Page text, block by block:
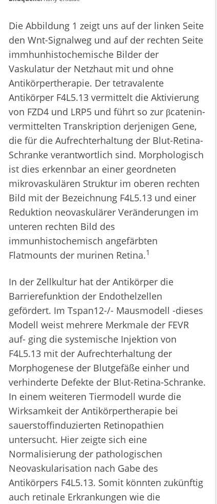
Die Abbildung 1 zeigt uns auf der linken Seite
den Wnt-Signalweg und auf der rechten Seite
immhunhistochemische Bilder der
Vaskulatur der Netzhaut mit und ohne
Antikörpertherapie. Der tetravalente
Antikörper F4L5.13 vermittelt die Aktivierung
von FZD4 und LRP5 und führt so zur βcatenin-
vermittelten Transkription derjenigen Gene,
die für die Aufrechterhaltung der Blut-Retina-
Schranke verantwortlich sind. Morphologisch
ist dies erkennbar an einer geordneten
mikrovaskulären Struktur im oberen rechten
Bild mit der Bezeichnung F4L5.13 und einer
Reduktion neovaskulärer Veränderungen im
unteren rechten Bild des
immunhistochemisch angefärbten
Flatmounts der murinen Retina.1
In der Zellkultur hat der Antikörper die
Barrierefunktion der Endothelzellen
gefördert. Im Tspan12-/- Mausmodell -dieses
Modell weist mehrere Merkmale der FEVR
auf- ging die systemische Injektion von
F4L5.13 mit der Aufrechterhaltung der
Morphogenese der Blutgefäße einher und
verhinderte Defekte der Blut-Retina-Schranke.
In einem weiteren Tiermodell wurde die
Wirksamkeit der Antikörpertherapie bei
sauerstoffinduzierten Retinopathien
untersucht. Hier zeigte sich eine
Normalisierung der pathologischen
Neovaskularisation nach Gabe des
Antikörpers F4L5.13. Somit könnten zukünftig
auch retinale Erkrankungen wie die